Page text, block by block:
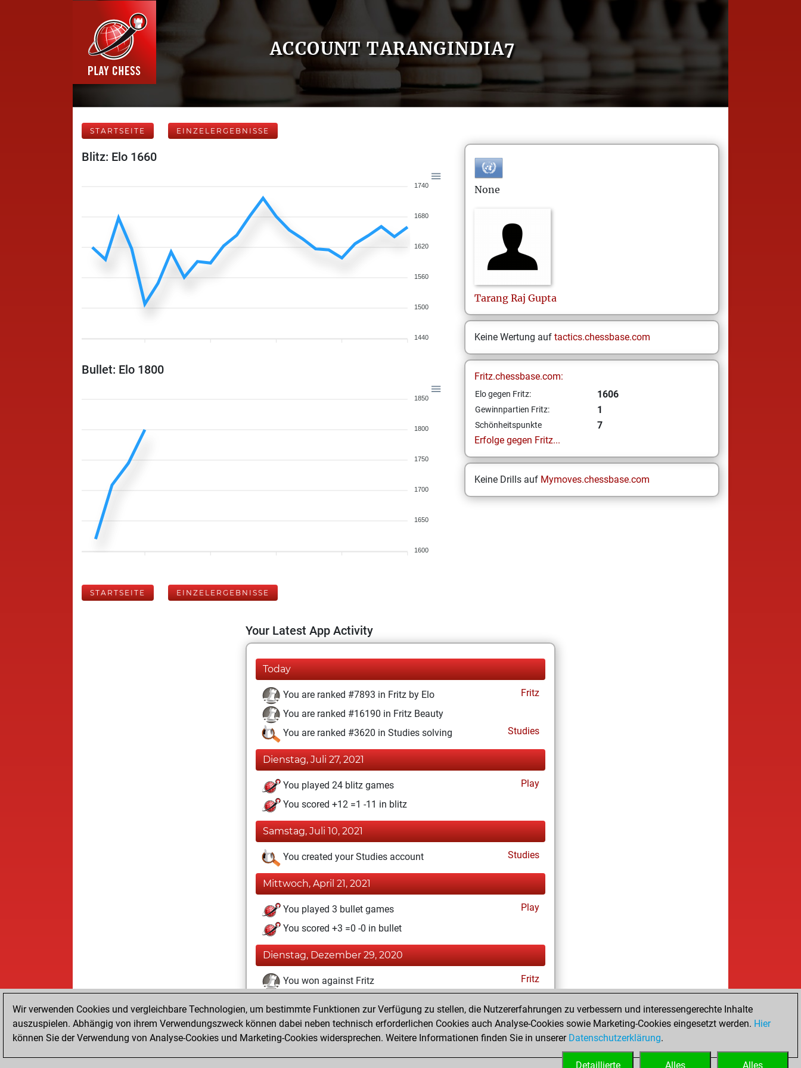
ACCOUNT TARANGINDIA7
STARTSEITE EINZELERGEBNISSE
Blitz: Elo 1660
1740
1680
1620
1560
1500
1440
Bullet: Elo 1800
1850
1800
1750
1700
1650
1600
None
Tarang Raj Gupta
Keine Wertung auf tactics.chessbase.com
Fritz.chessbase.com:
Elo gegen Fritz: 1606
Gewinnpartien Fritz: 1
Schönheitspunkte
7
Erfolge gegen Fritz...
Keine Drills auf Mymoves.chessbase.com
STARTSEITE EINZELERGEBNISSE
Your Latest App Activity
Today
You are ranked #7893 in Fritz by Elo
Fritz
You are ranked #16190 in Fritz Beauty
You are ranked #3620 in Studies solving
Studies
Dienstag, Juli 27, 2021
You played 24 blitz games
Play
You scored +12 =1 -11 in blitz
Samstag, Juli 10, 2021
You created your Studies account Studies
Mittwoch, April 21, 2021
You played 3 bullet games
Play
You scored +3 =0 -0 in bullet
Dienstag, Dezember 29, 2020
You won against Fritz
Fritz
You achieved a new Elo of 1606
You created your Fritz account
Wir verwenden Cookies und vergleichbare Technologien, um bestimmte Funktionen zur Verfügung zu stellen, die Nutzererfahrungen zu verbessern und interessengerechte Inhalte
auszuspielen. Abhängig von ihrem Verwendungszweck können dabei neben technisch erforderlichen Cookies auch Analyse-Cookies sowie Marketing-Cookies eingesetzt werden. Hier
können Sie der Verwendung von Analyse-Cookies und Marketing-Cookies widersprechen. Weitere Informationen finden Sie in unserer Datenschutzerklärung.
Alles
Alles
Detaillierte